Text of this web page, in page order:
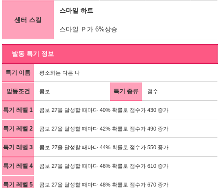
센터 스킬
스마일 하트
스마일 Ｐ가 6%상승
발동 특기 정보
특기 이름 평소와는 다른 나
발동조건 콤보 특기 종류 점수
특기 레벨 1 콤보 27을 달성할 때마다 40% 확률로 점수가 430 증가
특기 레벨 2 콤보 27을 달성할 때마다 42% 확률로 점수가 490 증가
특기 레벨 3 콤보 27을 달성할 때마다 44% 확률로 점수가 550 증가
특기 레벨 4 콤보 27을 달성할 때마다 46% 확률로 점수가 610 증가
특기 레벨 5 콤보 27을 달성할 때마다 48% 확률로 점수가 670 증가